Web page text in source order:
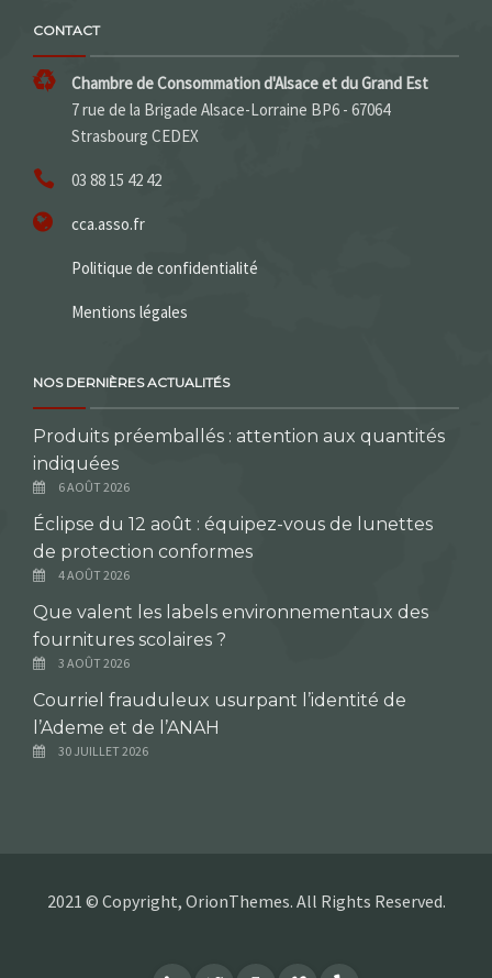
CONTACT
Chambre de Consommation d'Alsace et du Grand Est
7 rue de la Brigade Alsace-Lorraine BP6 - 67064
Strasbourg CEDEX
03 88 15 42 42
cca.asso.fr
Politique de confidentialité
Mentions légales
NOS DERNIÈRES ACTUALITÉS
Produits préemballés : attention aux quantités
indiquées
6 AOÛT 2026
Éclipse du 12 août : équipez-vous de lunettes
de protection conformes
4 AOÛT 2026
Que valent les labels environnementaux des
fournitures scolaires ?
3 AOÛT 2026
Courriel frauduleux usurpant l’identité de
l’Ademe et de l’ANAH
30 JUILLET 2026
2021 © Copyright, OrionThemes. All Rights Reserved.